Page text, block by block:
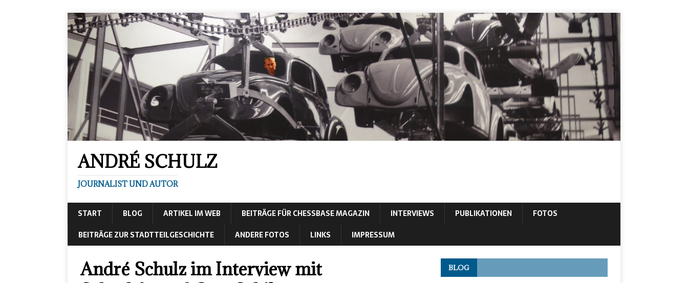
ANDRÉ SCHULZ
JOURNALIST UND AUTOR
START BLOG ARTIKEL IM WEB BEITRÄGE FÜR CHESSBASE MAGAZIN INTERVIEWS PUBLIKATIONEN
FOTOS
BEITRÄGE ZUR STADTTEILGESCHICHTE
ANDERE FOTOS LINKS IMPRESSUM
André Schulz im Interview mit
BLOG